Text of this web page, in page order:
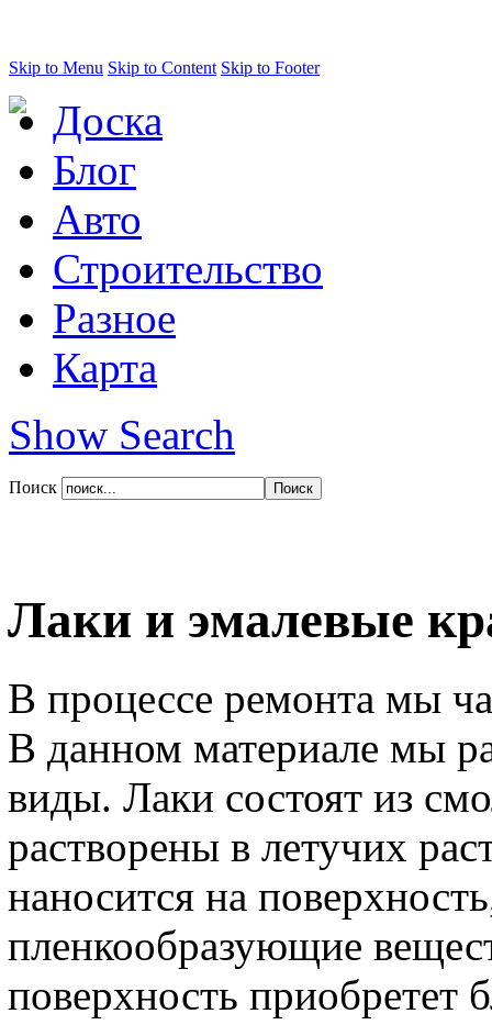
Skip to Menu Skip to Content Skip to Footer
Доска
Блог
Авто
Строительство
Разное
Карта
Show Search
Поиск
Лаки и эмалевые
В процессе ремонта мы
В данном материале мы
виды. Лаки состоят из
растворены в летучих
наносится на
пленкообразующие
поверхность приобретет